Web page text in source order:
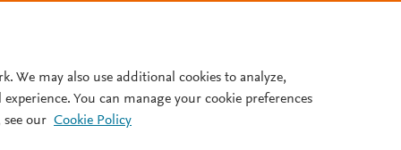
de MiPyME’s de
We may also use additional cookies to analyze,
You can manage your cookie preferences
our Cookie Policy